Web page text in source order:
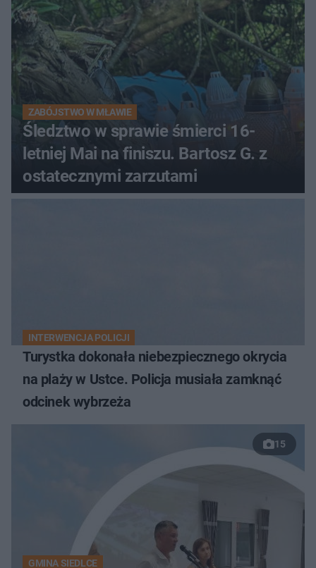
ZABÓJSTWO W MŁAWIE
Śledztwo w sprawie śmierci 16-
letniej Mai na finiszu. Bartosz G. z
ostatecznymi zarzutami
INTERWENCJA POLICJI
Turystka dokonała niebezpiecznego okrycia
na plaży w Ustce. Policja musiała zamknąć
odcinek wybrzeża
15
GMINA SIEDLCE